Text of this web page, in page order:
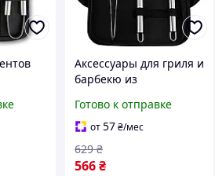
Аксессуары для гриля и
барбекю из
предмета из
нержавеющей стали
Щипцы лопатка вилка
для гриля
Готово к отправке
от57₴/мес
566₴
629 ₴